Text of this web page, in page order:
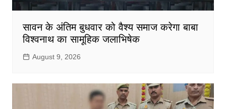
सावन के अंतिम बुधवार को वैश्य समाज करेगा बाबा
विश्वनाथ का सामूहिक जलाभिषेक
August 9, 2026